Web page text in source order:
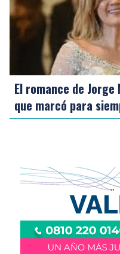
El romance de
que marcó para